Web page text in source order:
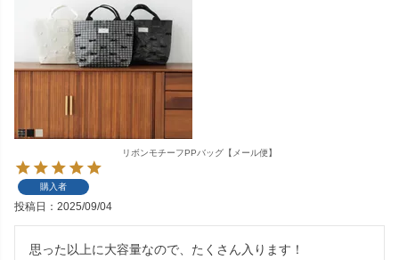
リボンモチーフPPバッグ【メール便】
購入者
投稿日 2025/09/04
思った以上に大容量なので、たくさん入ります！